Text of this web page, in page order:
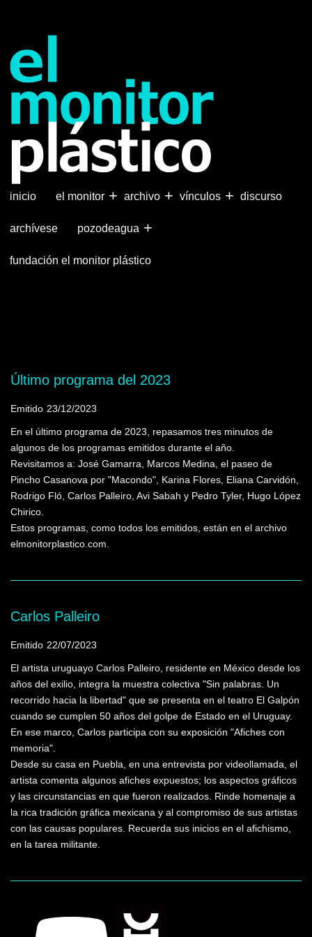
principal
inicio +
el monitor +
archivo +
vínculos discurso
archívese +
pozodeagua
fundación el monitor plástico
Último programa del 2023
Emitido 23/12/2023
En el último programa de 2023, repasamos tres minutos de
algunos de los programas emitidos durante el año.
Revisitamos a: José Gamarra, Marcos Medina, el paseo de
Pincho Casanova por "Macondo", Karina Flores, Eliana Carvidón,
Rodrigo Fló, Carlos Palleiro, Avi Sabah y Pedro Tyler, Hugo López
Chirico.
Estos programas, como todos los emitidos, están en el archivo
elmonitorplastico.com.
Carlos Palleiro
Emitido 22/07/2023
El artista uruguayo Carlos Palleiro, residente en México desde los
años del exilio, integra la muestra colectiva "Sin palabras. Un
recorrido hacia la libertad" que se presenta en el teatro El Galpón
cuando se cumplen 50 años del golpe de Estado en el Uruguay.
En ese marco, Carlos participa con su exposición "Afiches con
memoria".
Desde su casa en Puebla, en una entrevista por videollamada, el
artista comenta algunos afiches expuestos; los aspectos gráficos
y las circunstancias en que fueron realizados. Rinde homenaje a
la rica tradición gráfica mexicana y al compromiso de sus artistas
con las causas populares. Recuerda sus inicios en el afichismo,
en la tarea militante.